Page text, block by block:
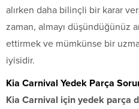
alırken daha bilinçli bir karar
zaman, almayı düşündüğünüz
ettirmek ve mümkünse bir
iyisidir.
Kia Carnival Yedek Parça
Kia Carnival için yedek parça